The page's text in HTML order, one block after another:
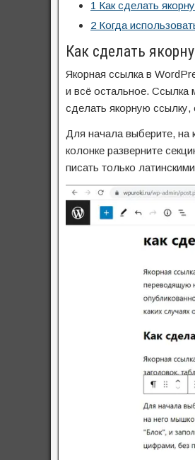
1 Как сделать
2 Когда
Как сделать
Якорная ссылка в
и всё остальное. Ссылка
сделать якорную ссылку,
Для начала выберите, на
колонке разверните
писать только